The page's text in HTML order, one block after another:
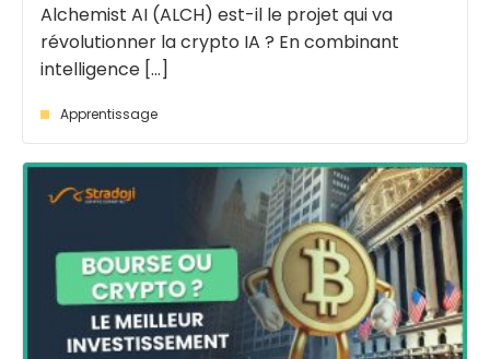
Alchemist AI (ALCH) est-il le projet qui va
révolutionner la crypto IA ? En combinant
intelligence [...]
Apprentissage